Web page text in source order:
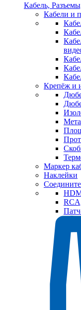
Кабель,
Кабели и
Крепёж и
Маркер
Наклейки